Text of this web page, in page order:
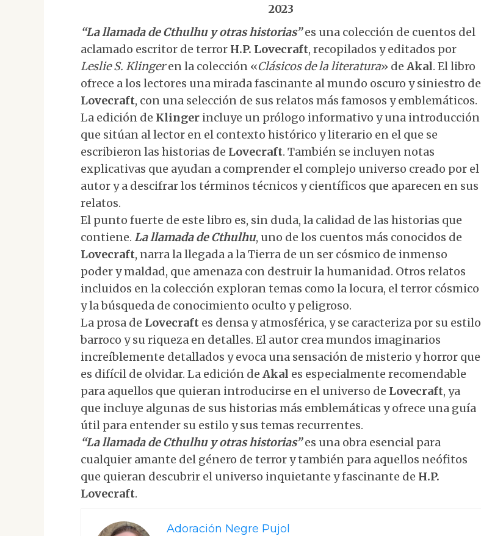
2023
“La llamada de Cthulhu y otras historias”es una colección de cuentos del
aclamado escritor de terror H.P. Lovecraft, recopilados y editados por
Leslie S. Klingeren la colección «Clásicos de la literatura» de Akal. El libro
ofrece a los lectores una mirada fascinante al mundo oscuro y siniestro de
Lovecraft, con una selección de sus relatos más famosos y emblemáticos.
La edición de Klinger incluye un prólogo informativo y una introducción
que sitúan al lector en el contexto histórico y literario en el que se
escribieron las historias de Lovecraft. También se incluyen notas
explicativas que ayudan a comprender el complejo universo creado por el
autor y a descifrar los términos técnicos y científicos que aparecen en sus
relatos.
El punto fuerte de este libro es, sin duda, la calidad de las historias que
contiene. La llamada de Cthulhu, uno de los cuentos más conocidos de
Lovecraft, narra la llegada a la Tierra de un ser cósmico de inmenso
poder y maldad, que amenaza con destruir la humanidad. Otros relatos
incluidos en la colección exploran temas como la locura, el terror cósmico
y la búsqueda de conocimiento oculto y peligroso.
La prosa de Lovecraft es densa y atmosférica, y se caracteriza por su estilo
barroco y su riqueza en detalles. El autor crea mundos imaginarios
increíblemente detallados y evoca una sensación de misterio y horror que
es difícil de olvidar. La edición de Akal es especialmente recomendable
para aquellos que quieran introducirse en el universo de Lovecraft, ya
que incluye algunas de sus historias más emblemáticas y ofrece una guía
útil para entender su estilo y sus temas recurrentes.
“La llamada de Cthulhu y otras historias”es una obra esencial para
cualquier amante del género de terror y también para aquellos neófitos
que quieran descubrir el universo inquietante y fascinante de H.P.
Lovecraft.
Adoración Negre Pujol